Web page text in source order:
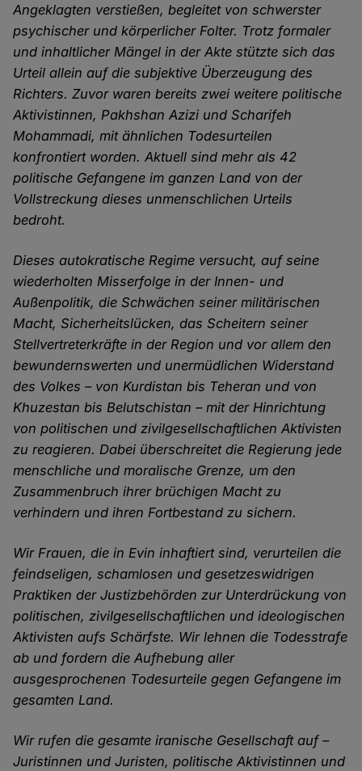
Angeklagten verstießen, begleitet von schwerster
psychischer und körperlicher Folter. Trotz formaler
und inhaltlicher Mängel in der Akte stützte sich das
Urteil allein auf die subjektive Überzeugung des
Richters. Zuvor waren bereits zwei weitere politische
Aktivistinnen, Pakhshan Azizi und Scharifeh
Mohammadi, mit ähnlichen Todesurteilen
konfrontiert worden. Aktuell sind mehr als 42
politische Gefangene im ganzen Land von der
Vollstreckung dieses unmenschlichen Urteils
bedroht.
Dieses autokratische Regime versucht, auf seine
wiederholten Misserfolge in der Innen- und
Außenpolitik, die Schwächen seiner militärischen
Macht, Sicherheitslücken, das Scheitern seiner
Stellvertreterkräfte in der Region und vor allem den
bewundernswerten und unermüdlichen Widerstand
des Volkes – von Kurdistan bis Teheran und von
Khuzestan bis Belutschistan – mit der Hinrichtung
von politischen und zivilgesellschaftlichen Aktivisten
zu reagieren. Dabei überschreitet die Regierung jede
menschliche und moralische Grenze, um den
Zusammenbruch ihrer brüchigen Macht zu
verhindern und ihren Fortbestand zu sichern.
Wir Frauen, die in Evin inhaftiert sind, verurteilen die
feindseligen, schamlosen und gesetzeswidrigen
Praktiken der Justizbehörden zur Unterdrückung von
politischen, zivilgesellschaftlichen und ideologischen
Aktivisten aufs Schärfste. Wir lehnen die Todesstrafe
ab und fordern die Aufhebung aller
ausgesprochenen Todesurteile gegen Gefangene im
gesamten Land.
Wir rufen die gesamte iranische Gesellschaft auf –
Juristinnen und Juristen, politische Aktivistinnen und